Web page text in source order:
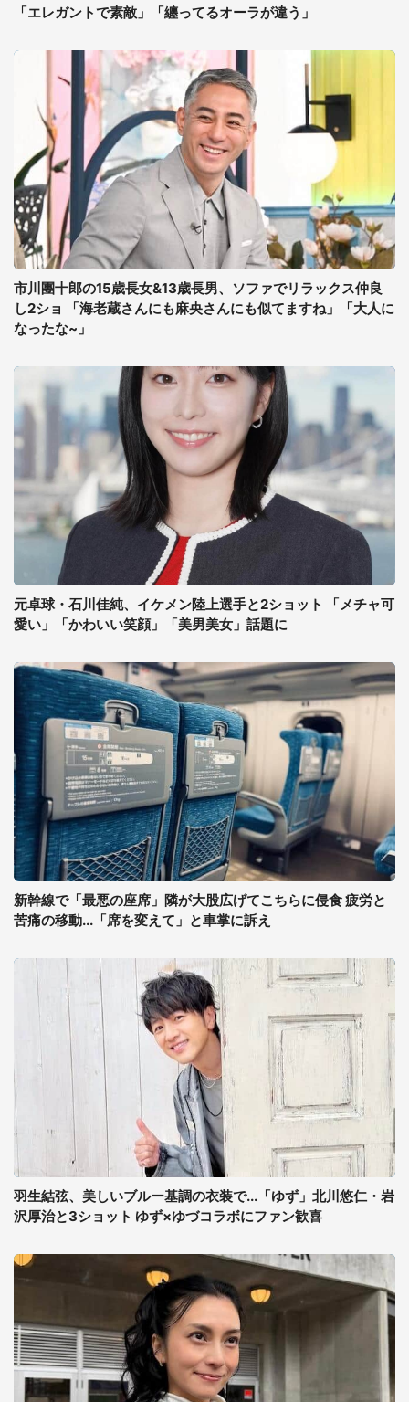
「エレガントで素敵」「纏ってるオーラが違う」
市川團十郎の15歳長女&13歳長男、ソファでリラックス仲良
し2ショ 「海老蔵さんにも麻央さんにも似てますね」「大人に
なったな~」
元卓球・石川佳純、イケメン陸上選手と2ショット 「メチャ可
愛い」「かわいい笑顔」「美男美女」話題に
新幹線で「最悪の座席」隣が大股広げてこちらに侵食 疲労と
苦痛の移動...「席を変えて」と車掌に訴え
羽生結弦、美しいブルー基調の衣装で...「ゆず」北川悠仁・岩
沢厚治と3ショット ゆず×ゆづコラボにファン歓喜